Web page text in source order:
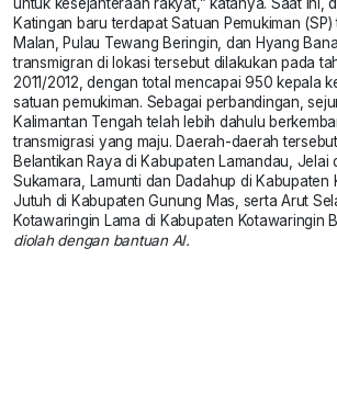
Katingan baru terdapat Satuan Pemukiman
Malan, Pulau Tewang Beringin, dan Hyang
transmigran di lokasi tersebut dilakukan pada
2011/2012, dengan total mencapai 950 kepala
satuan pemukiman. Sebagai perbandingan,
Kalimantan Tengah telah lebih dahulu
transmigrasi yang maju. Daerah-daerah
Belantikan Raya di Kabupaten Lamandau, Jelai
Sukamara, Lamunti dan Dadahup di Kabupaten
Jutuh di Kabupaten Gunung Mas, serta Arut
Kotawaringin Lama di Kabupaten Kotawaringin
diolah dengan bantuan AI.